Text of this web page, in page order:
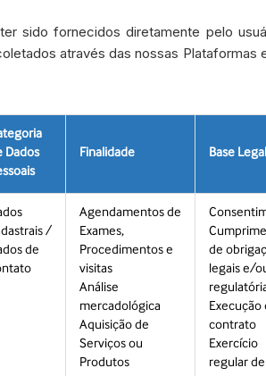
sido fornecidos diretamente pelo
através das nossas Plataformas
Dados
Finalidade Base Legal
/
de
Agendamentos de
Exames,
Procedimentos e
visitas
Análise
mercadológica
Aquisição de
Serviços ou
Produtos
de
legais e/
Execução
contrato
Exercício
regular de